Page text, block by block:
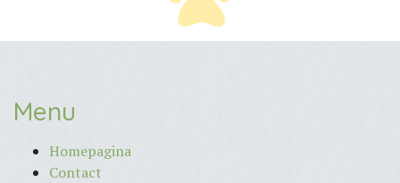
Menu
Homepagina
Contact